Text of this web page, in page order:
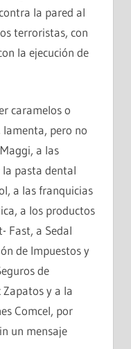
la pared al
terroristas, con
la ejecución de
caramelos o
lamenta, pero no
a las
pasta dental
a las franquicias
a los productos
Fast, a Sedal
de Impuestos y
de
Zapatos y a la
Comcel, por
un mensaje